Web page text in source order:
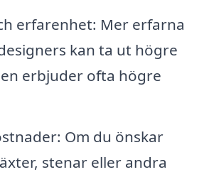
erfarenhet: Mer erfarna
kan ta ut högre
erbjuder ofta högre
Om du önskar
stenar eller andra